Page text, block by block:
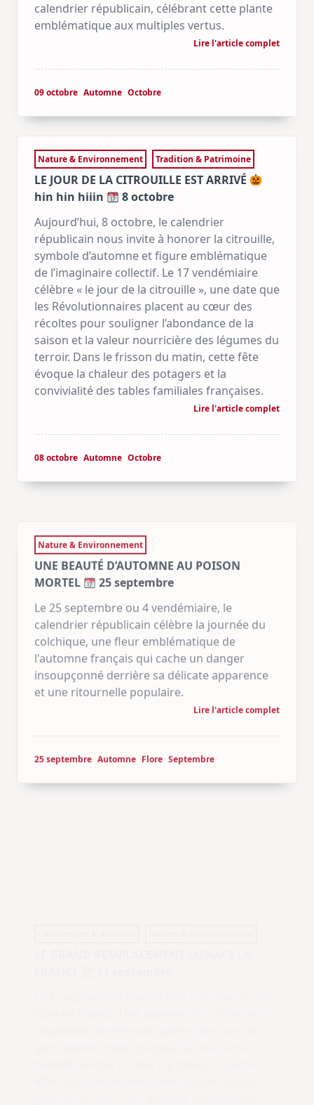
calendrier républicain, célébrant cette plante
emblématique aux multiples vertus.
Lire l'article complet
09 octobre Automne Octobre
Nature & Environnement Tradition & Patrimoine
LE JOUR DE LA CITROUILLE EST ARRIVÉ
hin hin hiiin
8 octobre
Aujourd’hui, 8 octobre, le calendrier
républicain nous invite à honorer la citrouille,
symbole d’automne et figure emblématique
de l’imaginaire collectif. Le 17 vendémiaire
célèbre « le jour de la citrouille », une date que
les Révolutionnaires placent au cœur des
récoltes pour souligner l’abondance de la
saison et la valeur nourricière des légumes du
terroir. Dans le frisson du matin, cette fête
évoque la chaleur des potagers et la
convivialité des tables familiales françaises.
Lire l'article complet
08 octobre Automne Octobre
UNE BEAUTÉ D’AUTOMNE AU POISON
MORTEL
25 septembre
Le 25 septembre ou 4 vendémiaire, le
calendrier républicain célèbre la journée du
colchique, une fleur emblématique de
l'automne français qui cache un danger
insoupçonné derrière sa délicate apparence
et une ritournelle populaire.
Lire l'article complet
25 septembre Automne Flore Septembre